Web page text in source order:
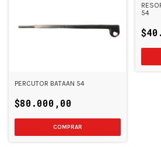
PERCUTOR BATAAN 54
$80.000,00
54